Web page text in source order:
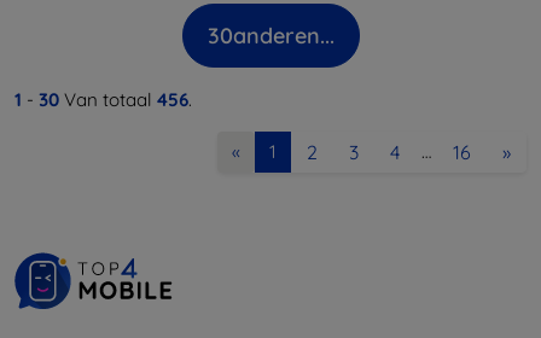
30anderen...
1 - 30 Van totaal 456.
« 1 2 3 4 … 16 »